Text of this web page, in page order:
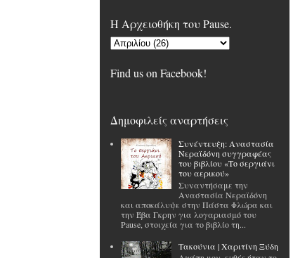
H Αρχειοθήκη του Pause.
Find us on Facebook!
Δημοφιλείς αναρτήσεις
Συνέντευξη: Αναστασία
Νεραϊδόνη συγγραφέας
του βιβλίου «Το σεργιάνι
του αερικού»
Συναντήσαμε την
Αναστασία Νεραϊδόνη
και αποκάλυψε στην Πάστα Φλώρα και
την Έβα Γκρην για λογαριασμό του
Pause, στοιχεία για το βιβλίο τη...
Tακούνια | Χαριτίνη Ξύδη